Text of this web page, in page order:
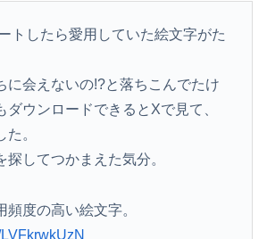
トしたら愛用していた絵文字がた
に会えないの!?と落ちこんでたけ
ダウンロードできるとXで見て、
。
探してつかまえた気分。
頻度の高い絵文字。